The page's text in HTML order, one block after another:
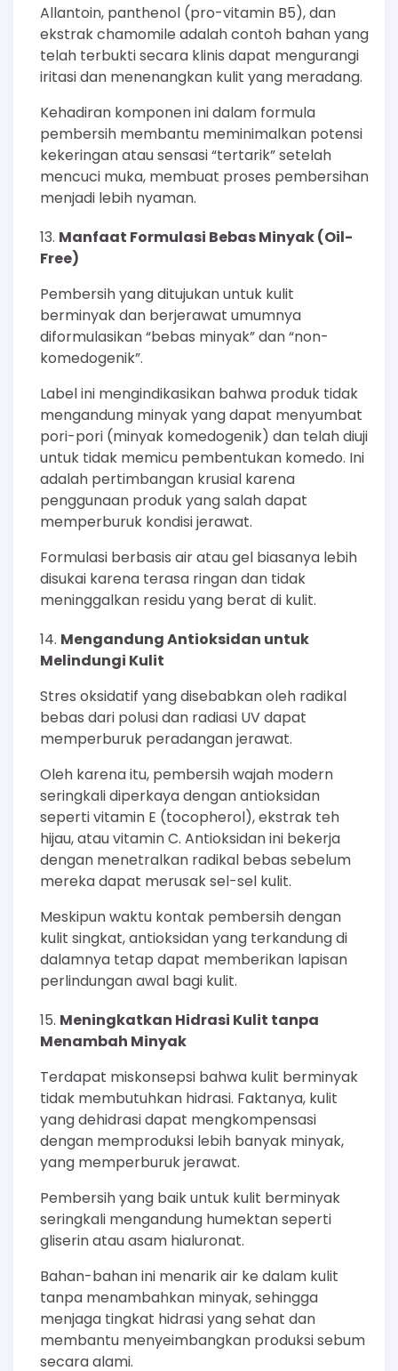
Allantoin, panthenol (pro-vitamin B5), dan
ekstrak chamomile adalah contoh bahan yang
telah terbukti secara klinis dapat mengurangi
iritasi dan menenangkan kulit yang meradang.
Kehadiran komponen ini dalam formula
pembersih membantu meminimalkan potensi
kekeringan atau sensasi “tertarik” setelah
mencuci muka, membuat proses pembersihan
menjadi lebih nyaman.
Manfaat Formulasi Bebas Minyak (Oil-
Free)
Pembersih yang ditujukan untuk kulit
berminyak dan berjerawat umumnya
diformulasikan “bebas minyak” dan “non-
komedogenik”.
Label ini mengindikasikan bahwa produk tidak
mengandung minyak yang dapat menyumbat
pori-pori (minyak komedogenik) dan telah diuji
untuk tidak memicu pembentukan komedo. Ini
adalah pertimbangan krusial karena
penggunaan produk yang salah dapat
memperburuk kondisi jerawat.
Formulasi berbasis air atau gel biasanya lebih
disukai karena terasa ringan dan tidak
meninggalkan residu yang berat di kulit.
Mengandung Antioksidan untuk
Melindungi Kulit
Stres oksidatif yang disebabkan oleh radikal
bebas dari polusi dan radiasi UV dapat
memperburuk peradangan jerawat.
Oleh karena itu, pembersih wajah modern
seringkali diperkaya dengan antioksidan
seperti vitamin E (tocopherol), ekstrak teh
hijau, atau vitamin C. Antioksidan ini bekerja
dengan menetralkan radikal bebas sebelum
mereka dapat merusak sel-sel kulit.
Meskipun waktu kontak pembersih dengan
kulit singkat, antioksidan yang terkandung di
dalamnya tetap dapat memberikan lapisan
perlindungan awal bagi kulit.
Meningkatkan Hidrasi Kulit tanpa
Menambah Minyak
Terdapat miskonsepsi bahwa kulit berminyak
tidak membutuhkan hidrasi. Faktanya, kulit
yang dehidrasi dapat mengkompensasi
dengan memproduksi lebih banyak minyak,
yang memperburuk jerawat.
Pembersih yang baik untuk kulit berminyak
seringkali mengandung humektan seperti
gliserin atau asam hialuronat.
Bahan-bahan ini menarik air ke dalam kulit
tanpa menambahkan minyak, sehingga
menjaga tingkat hidrasi yang sehat dan
membantu menyeimbangkan produksi sebum
secara alami.